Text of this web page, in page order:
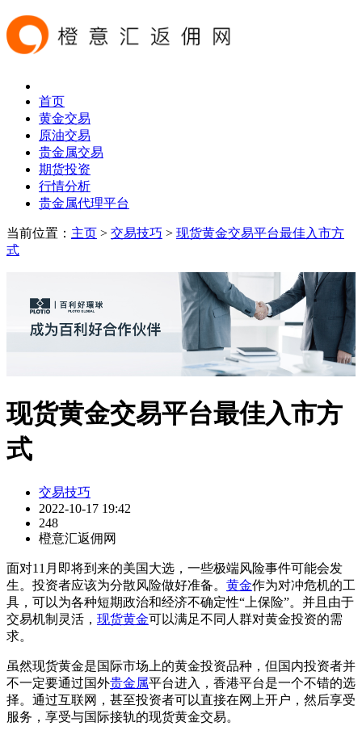
首页
黄金交易
原油交易
贵金属交易
期货投资
行情分析
贵金属代理平台
当前位置： 主页 > 交易技巧 > 现货黄金交易平台最佳入市方
式
现货黄金交易平台最佳入市方
式
交易技巧
2022-10-17 19:42
248
橙意汇返佣网
面对11月即将到来的美国大选，一些极端风险事件可能会发
生。投资者应该为分散风险做好准备。 黄金作为对冲危机的工
具，可以为各种短期政治和经济不确定性“上保险”。并且由于
交易机制灵活， 现货黄金可以满足不同人群对黄金投资的需
求。
虽然现货黄金是国际市场上的黄金投资品种，但国内投资者并
不一定要通过国外贵金属平台进入，香港平台是一个不错的选
择。通过互联网，甚至投资者可以直接在网上开户，然后享受
服务，享受与国际接轨的现货黄金交易。